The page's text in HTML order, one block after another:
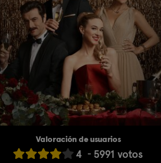
Valoración de usuarios
4 5991 votos